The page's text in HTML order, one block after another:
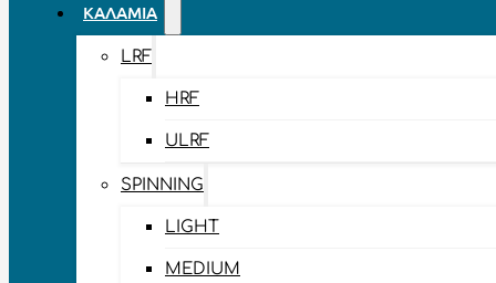
ΚΑΛΆΜΙΑ
LRF
HRF
ULRF
SPINNING
LIGHT
MEDIUM